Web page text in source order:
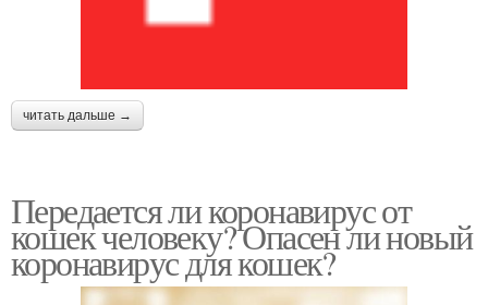
читать дальше →
Передается ли коронавирус от
кошек человеку? Опасен ли новый
коронавирус для кошек?